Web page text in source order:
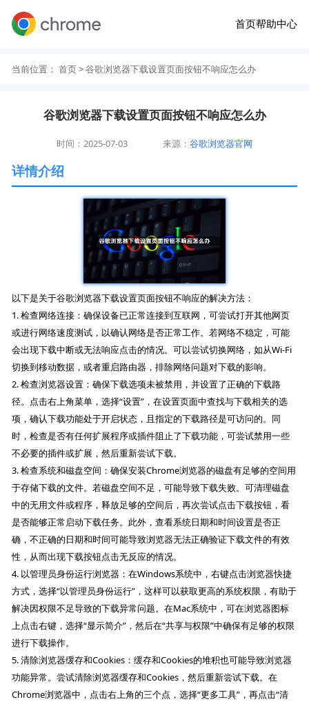
首页帮助中心
当前位置： 首页> 谷歌浏览器下载设置页面按钮不响应怎么办
谷歌浏览器下载设置页面按钮不响应怎么办
时间：2025-07-03 来源：谷歌浏览器官网
详情介绍
以下是关于谷歌浏览器下载设置页面按钮不响应的解决方法：
1. 检查网络连接：确保设备已正常连接到互联网，可尝试打开其他网页
或进行网络速度测试，以确认网络是否正常工作。若网络不稳定，可能
会出现下载中断或无法响应点击的情况。可以尝试切换网络，如从Wi-Fi
切换到移动数据，或者重启路由器，排除网络问题对下载的影响。
2. 检查浏览器设置：确保下载选项未被禁用，并设置了正确的下载路
径。点击右上角菜单，选择“设置”，在设置页面中查找与下载相关的选
项，确认下载功能处于开启状态，且指定的下载路径是可访问的。同
时，检查是否有任何扩展程序或插件阻止了下载功能，可尝试禁用一些
不必要的插件或扩展，然后重新尝试下载。
3. 检查系统和磁盘空间：确保安装Chrome浏览器的磁盘有足够的空间用
于存储下载的文件。若磁盘空间不足，可能导致下载失败。可清理磁盘
中的无用文件或程序，释放足够的空间后，再次尝试点击下载按钮，看
是否能够正常启动下载任务。此外，查看系统日期和时间设置是否正
确，不正确的日期和时间可能导致浏览器无法正确验证下载文件的有效
性，从而出现下载按钮点击无反应的情况。
4. 以管理员身份运行浏览器：在Windows系统中，右键点击浏览器快捷
方式，选择“以管理员身份运行”，这样可以获取更高的系统权限，有助于
解决因权限不足导致的下载异常问题。在Mac系统中，可在浏览器图标
上点击右键，选择“显示简介”，然后在“共享与权限”中确保有足够的权限
进行下载操作。
5. 清除浏览器缓存和Cookies：缓存和Cookies的堆积也可能导致浏览器
功能异常。尝试清除浏览器缓存和Cookies，然后重新尝试下载。在
Chrome浏览器中，点击右上角的三个点，选择“更多工具”，再点击“清